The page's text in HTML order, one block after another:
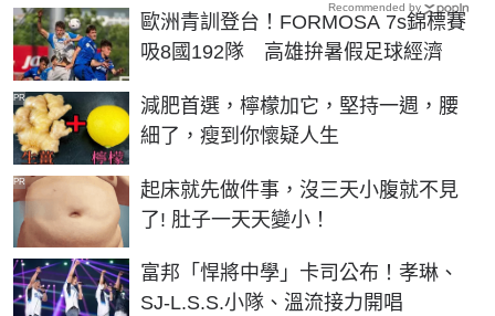
歐洲青訓登台！FORMOSA 7s錦標賽
吸8國192隊 高雄拚暑假足球經濟
減肥首選，檸檬加它，堅持一週，腰
細了，瘦到你懷疑人生
PR
起床就先做件事，沒三天小腹就不見
了! 肚子一天天變小！
PR
富邦「悍將中學」卡司公布！孝琳、
SJ-L.S.S.小隊、溫流接力開唱
Recommended by